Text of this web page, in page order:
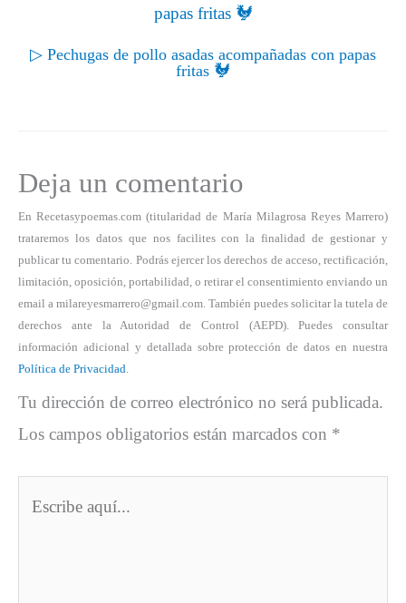
▷ Pechugas de pollo asadas acompañadas con papas
fritas 🐓
Deja un comentario
En Recetasypoemas.com (titularidad de María Milagrosa Reyes Marrero)
trataremos los datos que nos facilites con la finalidad de gestionar y
publicar tu comentario. Podrás ejercer los derechos de acceso, rectificación,
limitación, oposición, portabilidad, o retirar el consentimiento enviando un
email a milareyesmarrero@gmail.com. También puedes solicitar la tutela de
derechos ante la Autoridad de Control (AEPD). Puedes consultar
información adicional y detallada sobre protección de datos en nuestra
Política de Privacidad.
Tu dirección de correo electrónico no será publicada.
Los campos obligatorios están marcados con *